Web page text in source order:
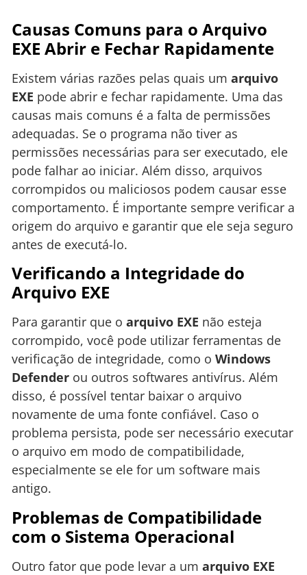
Causas Comuns para o Arquivo
EXE Abrir e Fechar Rapidamente
Existem várias razões pelas quais um arquivo
EXE pode abrir e fechar rapidamente. Uma das
causas mais comuns é a falta de permissões
adequadas. Se o programa não tiver as
permissões necessárias para ser executado, ele
pode falhar ao iniciar. Além disso, arquivos
corrompidos ou maliciosos podem causar esse
comportamento. É importante sempre verificar a
origem do arquivo e garantir que ele seja seguro
antes de executá-lo.
Verificando a Integridade do
Arquivo EXE
Para garantir que o arquivo EXE não esteja
corrompido, você pode utilizar ferramentas de
verificação de integridade, como o Windows
Defender ou outros softwares antivírus. Além
disso, é possível tentar baixar o arquivo
novamente de uma fonte confiável. Caso o
problema persista, pode ser necessário executar
o arquivo em modo de compatibilidade,
especialmente se ele for um software mais
antigo.
Problemas de Compatibilidade
com o Sistema Operacional
Outro fator que pode levar a um arquivo EXE